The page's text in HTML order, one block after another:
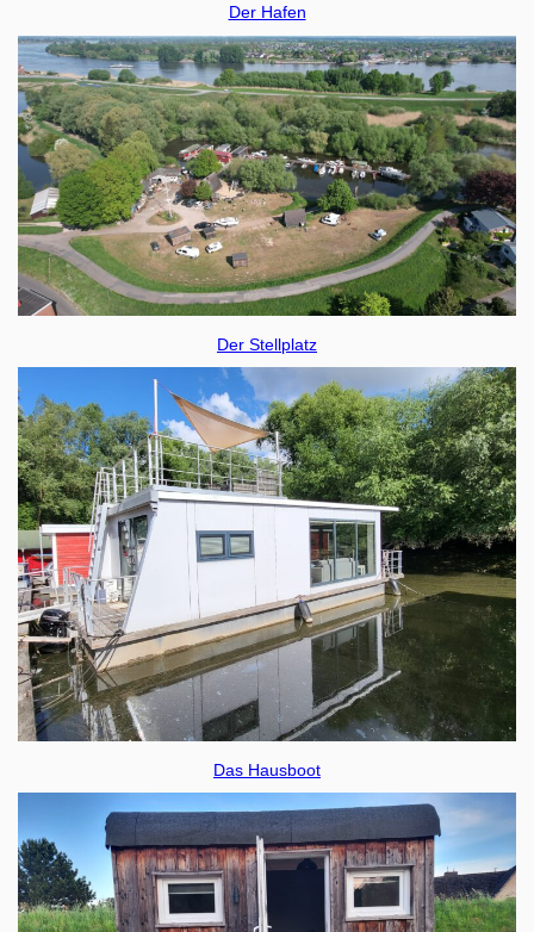
Der Hafen
Der Stellplatz
Das Hausboot